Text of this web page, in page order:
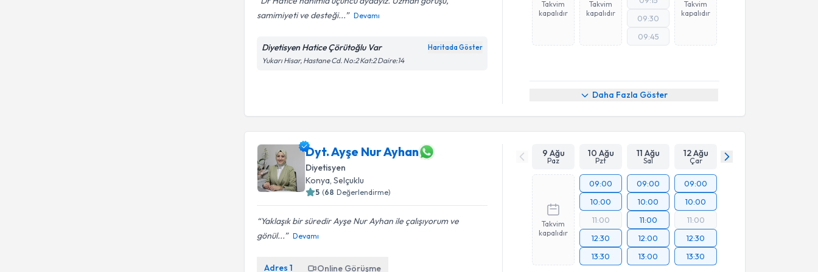
samimiyeti ve desteği...
Devamı
Diyetisyen Hatice Çörütoğlu Var Haritada Göster
Yukarı Hisar, Hastane Cd. No:2 Kat:2 Daire:14
Takvim
kapalıdır
Takvim
kapalıdır
09:30
09:45
Takvim
kapalıdır
Daha Fazla Göster
Dyt. Ayşe Nur Ayhan
Diyetisyen
Konya ,Selçuklu
5 (68 Değerlendirme)
Yaklaşık bir süredir Ayşe Nur Ayhan ile çalışıyorum ve
gönül...
Devamı
Adres1 Online Görüşme
9 Ağu
Paz
10 Ağu
Pzt
11 Ağu
Sal
12 Ağu
Çar
Takvim
kapalıdır
09:00
10:00
11:00
12:30
13:30
09:00
10:00
11:00
12:00
13:00
09:00
10:00
11:00
12:30
13:30